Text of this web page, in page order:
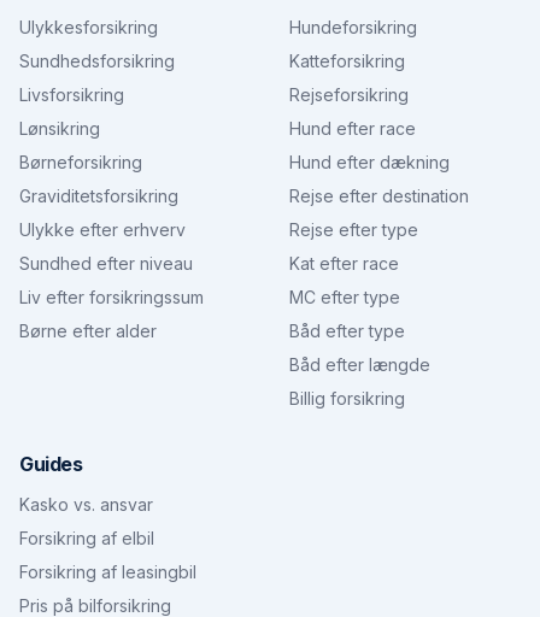
Ulykkesforsikring
Sundhedsforsikring
Livsforsikring
Lønsikring
Børneforsikring
Graviditetsforsikring
Ulykke efter erhverv
Sundhed efter niveau
Liv efter forsikringssum
Børne efter alder
Hundeforsikring
Katteforsikring
Rejseforsikring
Hund efter race
Hund efter dækning
Rejse efter destination
Rejse efter type
Kat efter race
MC efter type
Båd efter type
Båd efter længde
Billig forsikring
Guides
Kasko vs. ansvar
Forsikring af elbil
Forsikring af leasingbil
Pris på bilforsikring